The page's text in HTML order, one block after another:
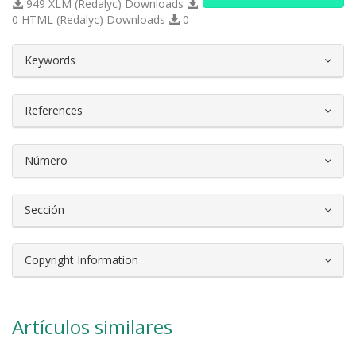
949 XLM (Redalyc) Downloads
0 HTML (Redalyc) Downloads
0
Keywords
References
Número
Sección
Copyright Information
Artículos similares